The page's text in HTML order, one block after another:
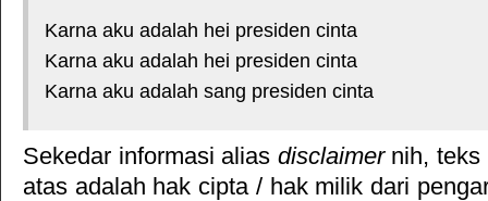
Karna aku adalah hei presiden cinta
Karna aku adalah hei presiden cinta
Karna aku adalah sang presiden cinta
Sekedar informasi alias disclaimernih, teks
atas adalah hak cipta / hak milik dari